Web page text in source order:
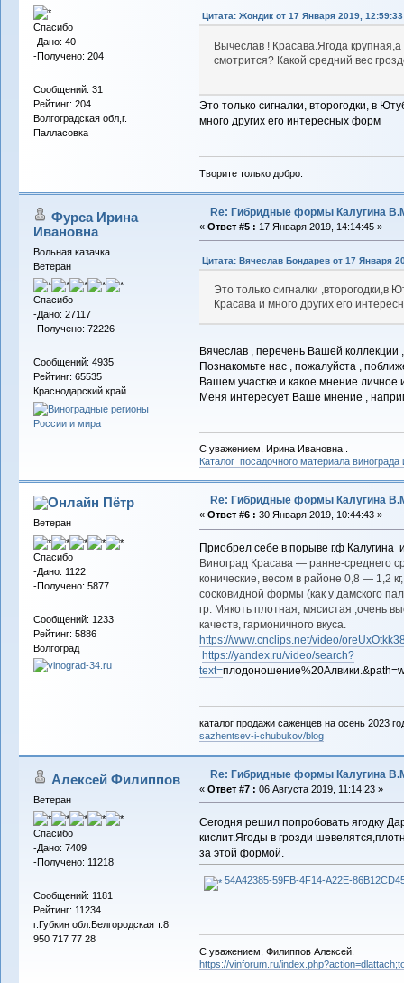
Спасибо
-Дано: 40
-Получено: 204
Сообщений: 31
Рейтинг: 204
Волгоградская обл,г.
Палласовка
Цитата: Жондик от 17 Января 2019, 12:59:33
Вычеслав ! Красава.Ягода
смотрится? Какой средний вес
Это только сигналки, второгодки, в
много других его интересных форм
Творите только добро.
Фурса Ирина
Ивановна
Вольная казачка
Ветеран
Спасибо
-Дано: 27117
-Получено: 72226
Сообщений: 4935
Рейтинг: 65535
Краснодарский край
Re: Гибридные формы Калугина
« Ответ #5 : 17 Января 2019, 14:14:45 »
Цитата: Вячеслав Бондарев от 17 Января
Это только сигналки ,второгодки,в
Красава и много других его
Вячеслав , перечень Вашей коллекции
Познакомьте нас , пожалуйста ,
Вашем участке и какое мнение личное
Меня интересует Ваше мнение ,
С уважением, Ирина Ивановна .
Каталог посадочного материала
Пётр
Ветеран
Спасибо
-Дано: 1122
-Получено: 5877
Сообщений: 1233
Рейтинг: 5886
Волгоград
Re: Гибридные формы Калугина
« Ответ #6 : 30 Января 2019, 10:44:43 »
Приобрел себе в порыве г.ф Калугина
Виноград Красава — ранне-среднего
конические, весом в районе 0,8 — 1,2
сосковидной формы (как у дамского
гр. Мякоть плотная, мясистая ,очень
качеств, гармоничного вкуса.
https://www.cnclips.net/video/
https://yandex.ru/video/search?
text=
каталог продажи саженцев на осень 2023
sazhentsev-i-chubukov/blog
Алексей Филиппов
Ветеран
Спасибо
-Дано: 7409
-Получено: 11218
Сообщений: 1181
Рейтинг: 11234
г.Губкин обл.Белгородская т.8
950 717 77 28
Re: Гибридные формы Калугина
« Ответ #7 : 06 Августа 2019, 11:14:23 »
Сегодня решил попробовать ягодку
кислит.Ягоды в грозди
за этой формой.
54A42385-59FB-4F14-A22E-
С уважением, Филиппов Алексей.
https://vinforum.ru/